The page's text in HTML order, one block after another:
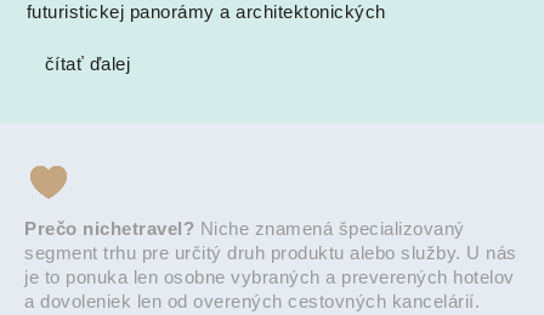
futuristickej panorámy a architektonických
čítať ďalej
Prečo nichetravel? Niche znamená špecializovaný
segment trhu pre určitý druh produktu alebo služby. U nás
je to ponuka len osobne vybraných a preverených hotelov
a dovoleniek len od overených cestovných kancelárií.